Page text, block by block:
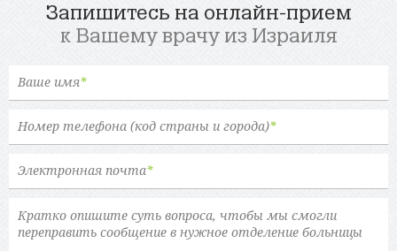
Запишитесь на онлайн-прием
к Вашему врачу из Израиля
Ваше имя*
Номер телефона (код страны и города)*
Электронная почта*